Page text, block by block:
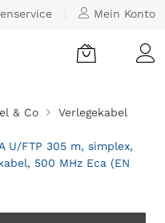
Mein Konto
& Co Verlegekabel
U/FTP 305 m, simplex,
500 MHz Eca (EN